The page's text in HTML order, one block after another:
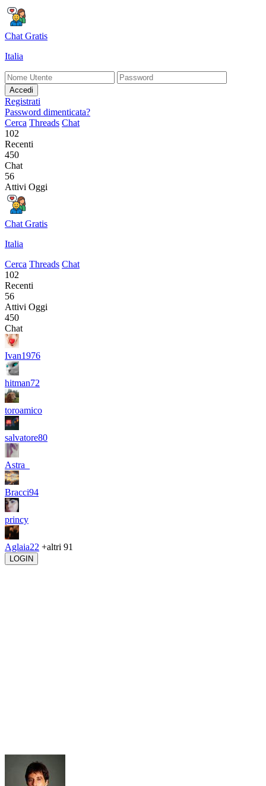
Chat Gratis
Italia
Accedi
Registrati
Password dimenticata?
Cerca Threads Chat
102
Recenti
450
Chat
56
Attivi Oggi
Chat Gratis
Italia
Cerca Threads Chat
102
Recenti
56
Attivi Oggi
450
Chat
Ivan1976
hitman72
toroamico
salvatore80
Astra_
Bracci94
princy
Aglaia22 +altri 91
LOGIN